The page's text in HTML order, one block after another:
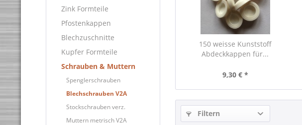
Zink Formteile
Pfostenkappen
Blechzuschnitte
Kupfer Formteile
Schrauben & Muttern
Spenglerschrauben
Blechschrauben V2A
Stockschrauben verz.
Muttern metrisch V2A
150 weisse Kunststoff
Abdeckkappen für...
9,30 € *
Filtern